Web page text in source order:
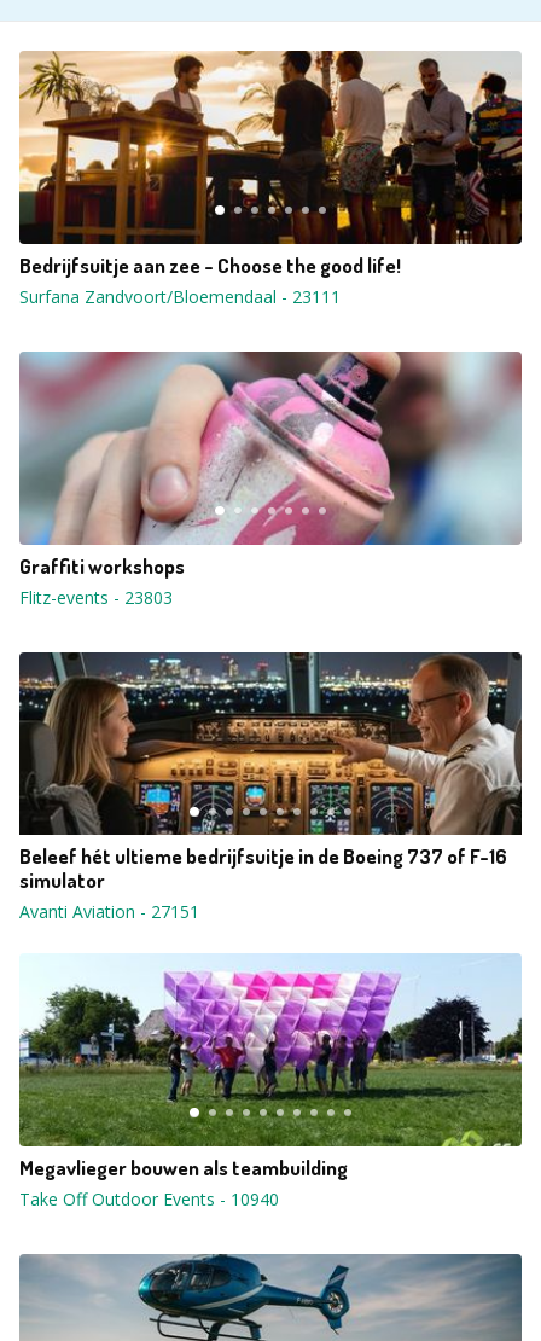
Bedrijfsuitje aan zee - Choose the good life!
Surfana Zandvoort/Bloemendaal - 23111
Graffiti workshops
Flitz-events - 23803
Beleef hét ultieme bedrijfsuitje in de Boeing 737 of F-16
simulator
Avanti Aviation - 27151
Megavlieger bouwen als teambuilding
Take Off Outdoor Events - 10940